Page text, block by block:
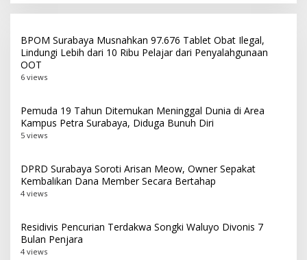
BPOM Surabaya Musnahkan 97.676 Tablet Obat Ilegal,
Lindungi Lebih dari 10 Ribu Pelajar dari Penyalahgunaan
OOT
6 views
Pemuda 19 Tahun Ditemukan Meninggal Dunia di Area
Kampus Petra Surabaya, Diduga Bunuh Diri
5 views
DPRD Surabaya Soroti Arisan Meow, Owner Sepakat
Kembalikan Dana Member Secara Bertahap
4 views
Residivis Pencurian Terdakwa Songki Waluyo Divonis 7
Bulan Penjara
4 views